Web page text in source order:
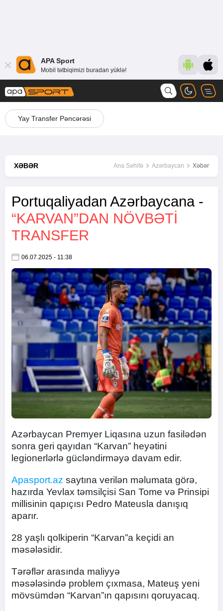
APA Sport
Mobil tətbiqimizi buradan yüklə!
Yay Transfer Pəncərəsi
XƏBƏR Ana Səhifə Azərbaycan Xəbər
Portuqaliyadan Azərbaycana -
“KARVAN”DAN NÖVBƏTI
TRANSFER
06.07.2025 - 11:38
Azərbaycan Premyer Liqasına uzun fasilədən
sonra geri qayıdan “Karvan” heyətini
legionerlərlə gücləndirməyə davam edir.
Apasport.az saytına verilən məlumata görə,
hazırda Yevlax təmsilçisi San Tome və Prinsipi
millisinin qapıçısı Pedro Mateusla danışıq
aparır.
28 yaşlı qolkiperin “Karvan”a keçidi an
məsələsidir.
Tərəflər arasında maliyyə
məsələsində problem çıxmasa, Mateuş yeni
mövsümdən “Karvan”ın qapısını qoruyacaq.